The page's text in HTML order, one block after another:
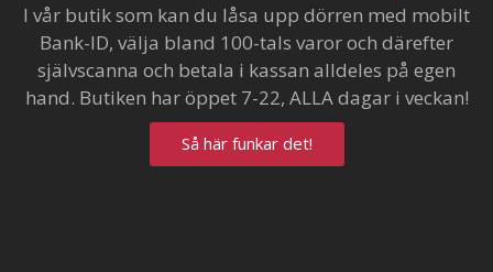
I vår butik som kan du låsa upp dörren med mobilt
Bank-ID, välja bland 100-tals varor och därefter
självscanna och betala i kassan alldeles på egen
hand. Butiken har öppet 7-22, ALLA dagar i veckan!
Så här funkar det!